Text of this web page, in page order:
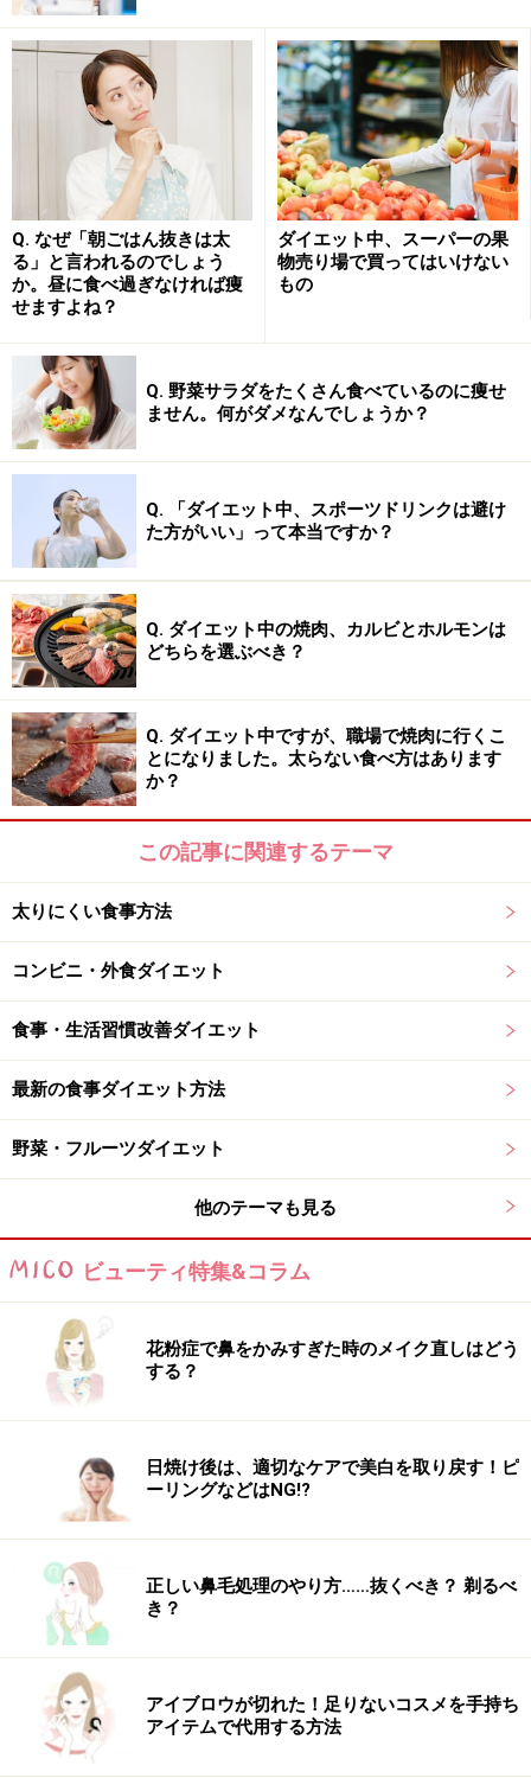
エナジードリンクには糖分が多く含まれています
エナジードリンクは清涼飲料水にカフェインやビタミ
ン、アミノ酸を添加した飲み物で、若い世代を中心に人
気があります。また、神経を興奮させて眠気を覚ました
り疲労感を解消させたりする効果があるとされています
エナジードリンクもコーヒーと同様で血糖値を挙げやす
くする可能性があるばかりではなく、さらに糖分を多く
含みカロリーが高くなっているものが多いです。忙しい
からといって、エナジードリンクのみで済ませるような
食事は好ましくありません。
太りやすい飲み物3：飲むヨーグルト
飲みやすくおいしい「のむヨーグルト」にも注意が必要
ヨーグルトや牛乳などの乳製品は、血糖値の上昇を抑え
たりメタボリックシンドロームのリスクを減らしたりす
る可能性があると報告されています。特に朝食で牛乳を
取ることは、1日の血糖値コントロールに役立ちます。
しかし同じ乳製品だからといって、飲むヨーグルトには
ろ多くの糖分を含んでいるため、血糖値を上げる可能性
があることに注意が必要。飲みやすくおいしいというの
や頻度には気を付けましょう。
朝に飲み物を選ぶ時のポイントは？
後の血糖値まで高くなる傾向にあります。そのため、朝
はできるだけ血糖値を上げないように心がけることが大
切です。特に飲み物は糖分が多く含まれているものもあ
るので、注意して選びましょう。飲み物を選ぶポイント
は次の通りです。
・砂糖が含まれていないものを選ぶ
一見身体に良さそうに見える飲み物でも、飲みやすくす
るために砂糖を多く添加しているものもあります。前述
のスムージーや飲むヨーグルトのほか、健康的なイメー
ジのある野菜ジュースなどにも糖分が多く含まれている
ことも。糖質やカロリーチェックをしてから選ぶような
習慣を付けましょう。
Q. なぜ「朝ごはん抜きは太
る」と言われるのでしょう
か。昼に食べ過ぎなければ痩
せますよね？
ダイエット中、スーパーの果
物売り場で買ってはいけない
もの
Q. 野菜サラダをたくさん食べているのに痩せ
ません。何がダメなんでしょうか？
Q. 「ダイエット中、スポーツドリンクは避け
た方がいい」って本当ですか？
Q. ダイエット中の焼肉、カルビとホルモンは
どちらを選ぶべき？
Q. ダイエット中ですが、職場で焼肉に行くこ
とになりました。太らない食べ方はあります
か？
この記事に関連するテーマ
太りにくい食事方法
コンビニ・外食ダイエット
食事・生活習慣改善ダイエット
最新の食事ダイエット方法
野菜・フルーツダイエット
他のテーマも見る
ビューティ特集&コラム
花粉症で鼻をかみすぎた時のメイク直しはどう
する？
日焼け後は、適切なケアで美白を取り戻す！ピ
ーリングなどはNG!?
正しい鼻毛処理のやり方……抜くべき？ 剃るべ
き？
アイブロウが切れた！足りないコスメを手持ち
アイテムで代用する方法